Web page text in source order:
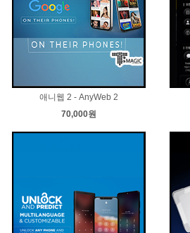
애니웹 2 - AnyWeb 2
70,000원